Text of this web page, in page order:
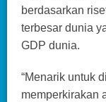
berdasarkan
terbesar dunia
GDP dunia.
“Menarik untuk
memperkirakan